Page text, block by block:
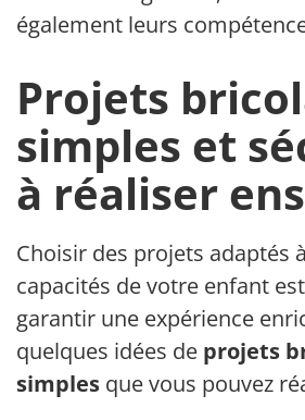
également leurs
Projets
simples et
à réaliser
Choisir des projets adaptés
capacités de votre enfant
garantir une expérience
quelques idées de projets
simples que vous pouvez